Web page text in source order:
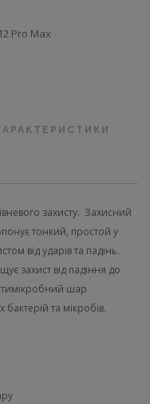
Pro Max
захисту. Захисний
тонкий, простой у
від ударів та падінь.
захист від падіння до
шар
бактерій та мікробів.